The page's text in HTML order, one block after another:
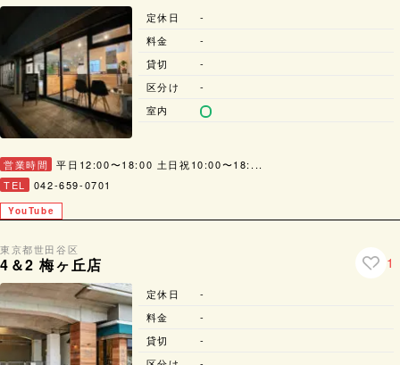
営業時間
平日12:00〜18:00 土日祝10:00〜18:...
TEL
042-659-0701
YouTube
定休日
-
料金
-
貸切
-
区分け
-
室内
東京都世田谷区
4＆2 梅ヶ丘店 1
定休日
-
料金
-
貸切
-